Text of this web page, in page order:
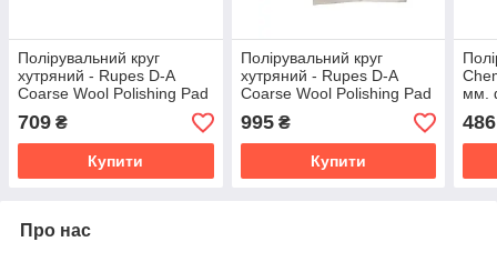
Полірувальний круг
хутряний - Rupes D-A
Coarse Wool Polishing Pad
709 ₴
Купити
Полірувальний круг
хутряний - Rupes D-A
Coarse Wool Polishing Pad
130 мм. синій (9.NW130H)
995₴
Купити
мм.
486
Про нас